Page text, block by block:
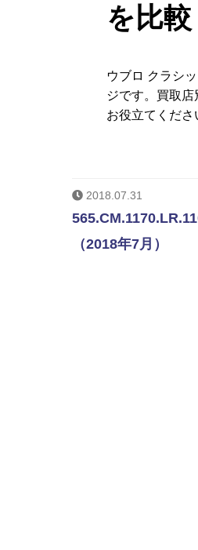
を比
ウブロ クラシ
ジです。買取
お役立てくださ
2018.07.31
（2018年7月）